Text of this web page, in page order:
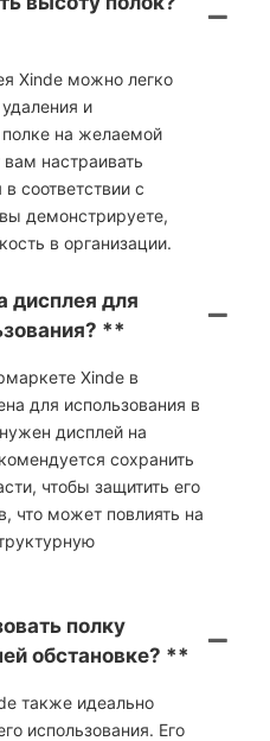
Xinde можно легко
и
на желаемой
настраивать
соответствии с
демонстрируете,
в организации.
дисплея для
**
Xinde в
для использования в
дисплей на
сохранить
чтобы защитить его
что может повлиять на
полку
обстановке? **
также идеально
использования. Его